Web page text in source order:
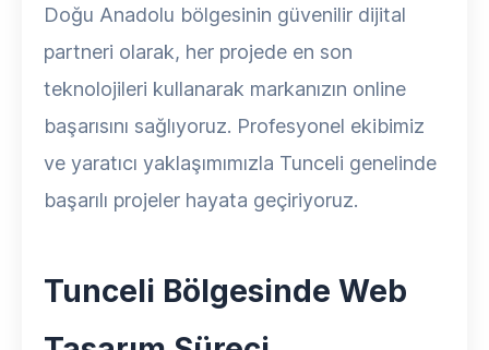
Doğu Anadolu bölgesinin güvenilir dijital
partneri olarak, her projede en son
teknolojileri kullanarak markanızın online
başarısını sağlıyoruz. Profesyonel ekibimiz
ve yaratıcı yaklaşımımızla Tunceli genelinde
başarılı projeler hayata geçiriyoruz.
Tunceli Bölgesinde Web